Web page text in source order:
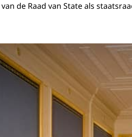
de Raad van State als